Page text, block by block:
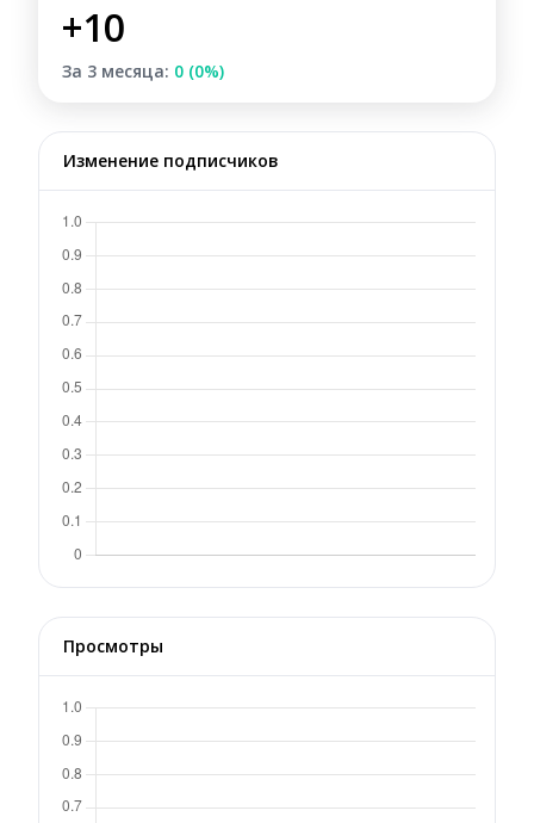
+10
За 3 месяца: 0 (0%)
Изменение подписчиков
Просмотры